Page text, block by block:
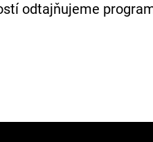
odtajňujeme